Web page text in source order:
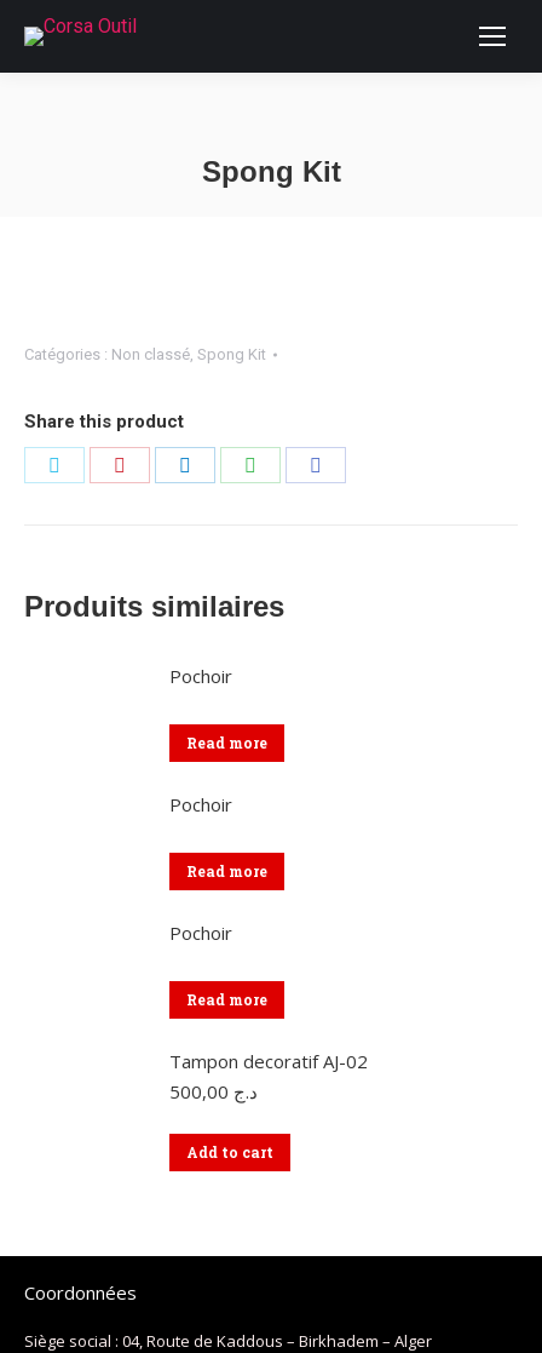
Spong Kit
Catégories : Non classé, Spong Kit
Share this product
Partager Partager Partager Partager
Produits similaires
Pochoir
Read more
Pochoir
Read more
Pochoir
Read more
Tampon decoratif AJ-02
د.ج
Add to cart
Coordonnées
Siège social : 04, Route de Kaddous – Birkhadem – Alger